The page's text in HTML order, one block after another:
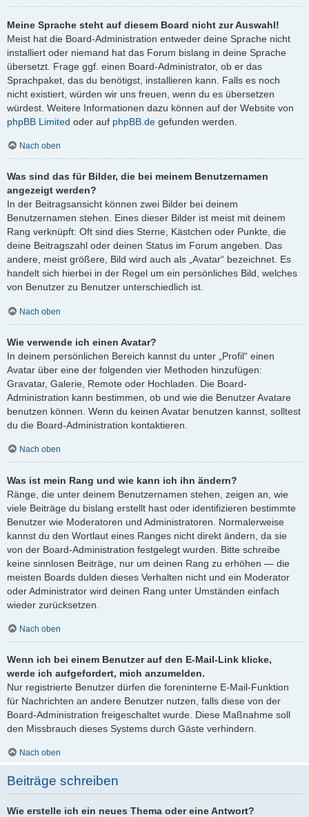
Meine Sprache steht auf diesem Board nicht zur Auswahl!
Meist hat die Board-Administration entweder deine Sprache nicht
installiert oder niemand hat das Forum bislang in deine Sprache
übersetzt. Frage ggf. einen Board-Administrator, ob er das
Sprachpaket, das du benötigst, installieren kann. Falls es noch
nicht existiert, würden wir uns freuen, wenn du es übersetzen
würdest. Weitere Informationen dazu können auf der Website von
phpBB Limited oder auf phpBB.de gefunden werden.
Nach oben
Was sind das für Bilder, die bei meinem Benutzernamen
angezeigt werden?
In der Beitragsansicht können zwei Bilder bei deinem
Benutzernamen stehen. Eines dieser Bilder ist meist mit deinem
Rang verknüpft: Oft sind dies Sterne, Kästchen oder Punkte, die
deine Beitragszahl oder deinen Status im Forum angeben. Das
andere, meist größere, Bild wird auch als „Avatar“ bezeichnet. Es
handelt sich hierbei in der Regel um ein persönliches Bild, welches
von Benutzer zu Benutzer unterschiedlich ist.
Nach oben
Wie verwende ich einen Avatar?
In deinem persönlichen Bereich kannst du unter „Profil“ einen
Avatar über eine der folgenden vier Methoden hinzufügen:
Gravatar, Galerie, Remote oder Hochladen. Die Board-
Administration kann bestimmen, ob und wie die Benutzer Avatare
benutzen können. Wenn du keinen Avatar benutzen kannst, solltest
du die Board-Administration kontaktieren.
Nach oben
Was ist mein Rang und wie kann ich ihn ändern?
Ränge, die unter deinem Benutzernamen stehen, zeigen an, wie
viele Beiträge du bislang erstellt hast oder identifizieren bestimmte
Benutzer wie Moderatoren und Administratoren. Normalerweise
kannst du den Wortlaut eines Ranges nicht direkt ändern, da sie
von der Board-Administration festgelegt wurden. Bitte schreibe
keine sinnlosen Beiträge, nur um deinen Rang zu erhöhen — die
meisten Boards dulden dieses Verhalten nicht und ein Moderator
oder Administrator wird deinen Rang unter Umständen einfach
wieder zurücksetzen.
Nach oben
Wenn ich bei einem Benutzer auf den E-Mail-Link klicke,
werde ich aufgefordert, mich anzumelden.
Nur registrierte Benutzer dürfen die foreninterne E-Mail-Funktion
für Nachrichten an andere Benutzer nutzen, falls diese von der
Board-Administration freigeschaltet wurde. Diese Maßnahme soll
den Missbrauch dieses Systems durch Gäste verhindern.
Nach oben
Beiträge schreiben
Wie erstelle ich ein neues Thema oder eine Antwort?